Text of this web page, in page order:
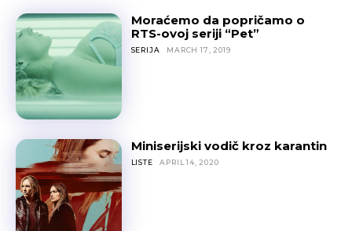
Moraćemo da popričamo o
RTS-ovoj seriji “Pet”
SERIJA MARCH 17, 2019
Miniserijski vodič kroz karantin
LISTE APRIL 14, 2020